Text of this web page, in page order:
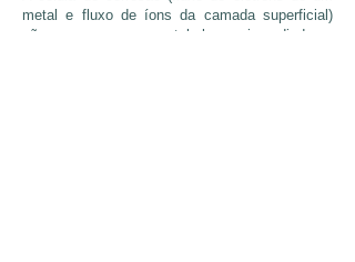
metal e fluxo de íons da camada superficial)
não consegue se estabelecer, impedindo a